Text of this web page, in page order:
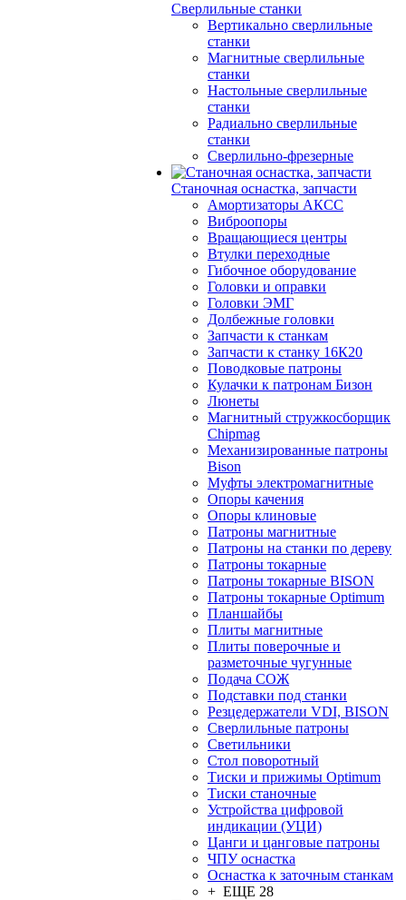
Сверлильные станки
Вертикально сверлильные
станки
Магнитные сверлильные
станки
Настольные сверлильные
станки
Радиально сверлильные
станки
Сверлильно-фрезерные
Станочная оснастка, запчасти
Амортизаторы АКСС
Виброопоры
Вращающиеся центры
Втулки переходные
Гибочное оборудование
Головки и оправки
Головки ЭМГ
Долбежные головки
Запчасти к станкам
Запчасти к станку 16К20
Поводковые патроны
Кулачки к патронам Бизон
Люнеты
Магнитный стружкосборщик
Chipmag
Механизированные патроны
Bison
Муфты электромагнитные
Опоры качения
Опоры клиновые
Патроны магнитные
Патроны на станки по дереву
Патроны токарные
Патроны токарные BISON
Патроны токарные Optimum
Планшайбы
Плиты магнитные
Плиты поверочные и
разметочные чугунные
Подача СОЖ
Подставки под станки
Резцедержатели VDI, BISON
Сверлильные патроны
Светильники
Стол поворотный
Тиски и прижимы Optimum
Тиски станочные
Устройства цифровой
индикации (УЦИ)
Цанги и цанговые патроны
ЧПУ оснастка
Оснастка к заточным станкам
+ ЕЩЕ 28